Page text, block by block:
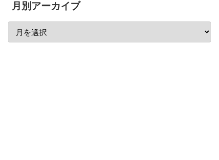
月別アーカイブ